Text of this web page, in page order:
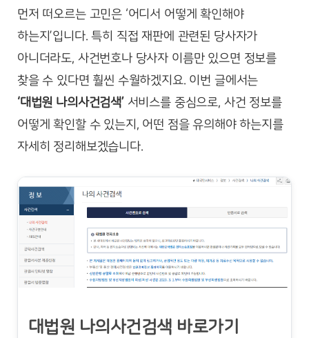
먼저 떠오르는 고민은 ‘어디서 어떻게 확인해야
하는지’입니다. 특히 직접 재판에 관련된 당사자가
아니더라도, 사건번호나 당사자 이름만 있으면 정보를
찾을 수 있다면 훨씬 수월하겠지요. 이번 글에서는
‘대법원 나의사건검색’ 서비스를 중심으로, 사건 정보를
어떻게 확인할 수 있는지, 어떤 점을 유의해야 하는지를
자세히 정리해보겠습니다.
대법원 나의사건검색 바로가기